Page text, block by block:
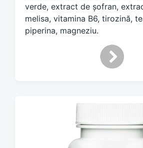
verde, extract de șofran,
melisa, vitamina B6, tirozină,
piperina, magneziu.